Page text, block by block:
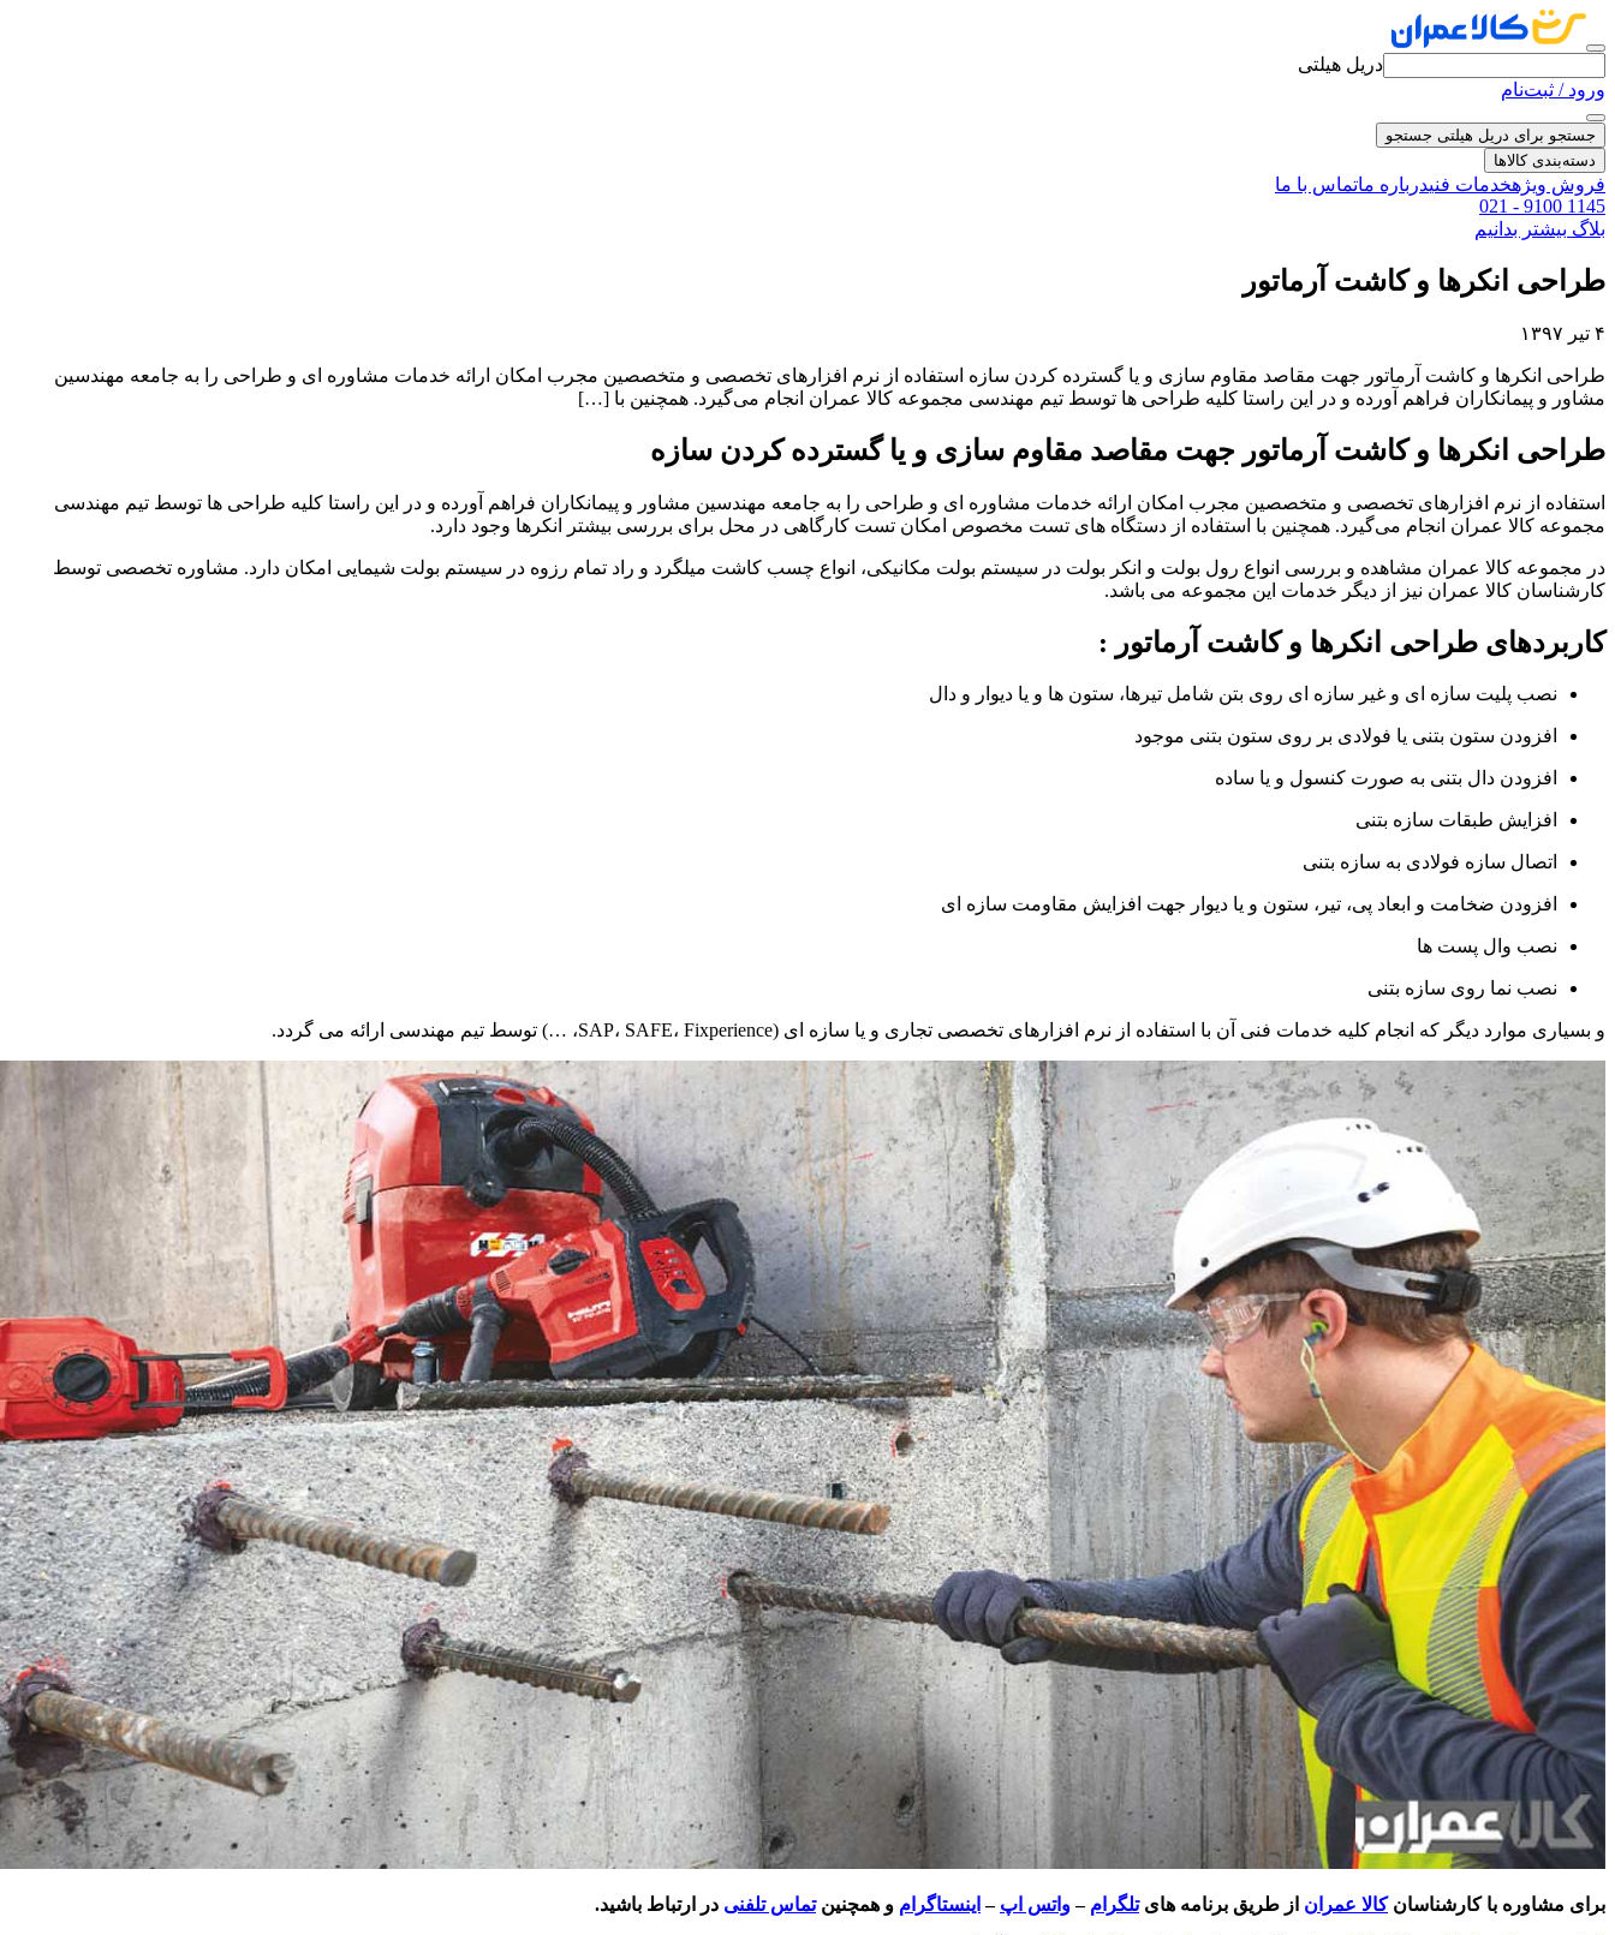
دریل هیلتی
ورود / ثبت‌نام
جستجو برای دریل هیلتی جستجو
دسته‌بندی کالاها
فروش ویژهخدمات فنیدرباره ماتماس با ما
021 - 9100 1145
بلاگ بیشتر بدانیم
طراحی انکرها و کاشت آرماتور
۴ تیر ۱۳۹۷
طراحی انکرها و کاشت آرماتور جهت مقاصد مقاوم سازی و یا گسترده کردن سازه استفاده از نرم افزارهای تخصصی و متخصصین مجرب امکان ارائه خدمات مشاوره ای و طراحی را به جامعه مهندسین
مشاور و پیمانکاران فراهم آورده و در این راستا کلیه طراحی ها توسط تیم مهندسی مجموعه کالا عمران انجام می‌گیرد. همچنین با […]
طراحی انکرها و کاشت آرماتور جهت مقاصد مقاوم سازی و یا گسترده کردن سازه
استفاده از نرم افزارهای تخصصی و متخصصین مجرب امکان ارائه خدمات مشاوره ای و طراحی را به جامعه مهندسین مشاور و پیمانکاران فراهم آورده و در این راستا کلیه طراحی ها توسط تیم مهندسی
مجموعه کالا عمران انجام می‌گیرد. همچنین با استفاده از دستگاه های تست مخصوص امکان تست کارگاهی در محل برای بررسی بیشتر انکرها وجود دارد.
در مجموعه کالا عمران مشاهده و بررسی انواع رول بولت و انکر بولت در سیستم بولت مکانیکی، انواع چسب کاشت میلگرد و راد تمام رزوه در سیستم بولت شیمایی امکان دارد. مشاوره تخصصی توسط
کارشناسان کالا عمران نیز از دیگر خدمات این مجموعه می باشد.
کاربردهای طراحی انکرها و کاشت آرماتور :
نصب پلیت سازه ای و غیر سازه ای روی بتن شامل تیرها، ستون ها و یا دیوار و دال
افزودن ستون بتنی یا فولادی بر روی ستون بتنی موجود
افزودن دال بتنی به صورت کنسول و یا ساده
افزایش طبقات سازه بتنی
اتصال سازه فولادی به سازه بتنی
افزودن ضخامت و ابعاد پی، تیر، ستون و یا دیوار جهت افزایش مقاومت سازه ای
نصب وال پست ها
نصب نما روی سازه بتنی
و بسیاری موارد دیگر که انجام کلیه خدمات فنی آن با استفاده از نرم افزارهای تخصصی تجاری و یا سازه ای (SAP، SAFE، Fixperience، …) توسط تیم مهندسی ارائه می گردد.
برای مشاوره با کارشناسانکالا عمران از طریق برنامه هایتلگرام –واتس اپ – اینستاگرام و همچنینتماس تلفنی در ارتباط باشید.